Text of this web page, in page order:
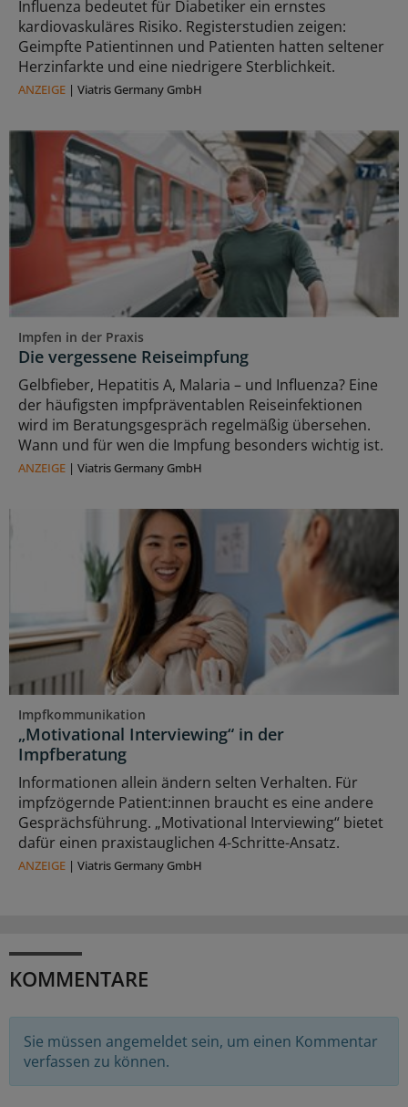
Influenza bedeutet für Diabetiker ein ernstes
kardiovaskuläres Risiko. Registerstudien zeigen:
Geimpfte Patientinnen und Patienten hatten seltener
Herzinfarkte und eine niedrigere Sterblichkeit.
ANZEIGE | Viatris Germany GmbH
Impfen in der Praxis
Die vergessene Reiseimpfung
Gelbfieber, Hepatitis A, Malaria – und Influenza? Eine
der häufigsten impfpräventablen Reiseinfektionen
wird im Beratungsgespräch regelmäßig übersehen.
Wann und für wen die Impfung besonders wichtig ist.
ANZEIGE | Viatris Germany GmbH
Impfkommunikation
„Motivational Interviewing“ in der
Impfberatung
Informationen allein ändern selten Verhalten. Für
impfzögernde Patient:innen braucht es eine andere
Gesprächsführung. „Motivational Interviewing“ bietet
dafür einen praxistauglichen 4-Schritte-Ansatz.
ANZEIGE | Viatris Germany GmbH
KOMMENTARE
Sie müssen angemeldet sein, um einen Kommentar
verfassen zu können.